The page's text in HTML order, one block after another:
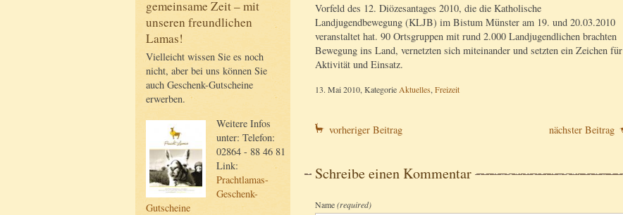
gemeinsame Zeit – mit
unseren freundlichen
Lamas!
Vielleicht wissen Sie es noch
nicht, aber bei uns können Sie
auch Geschenk-Gutscheine
erwerben.
Weitere Infos
unter: Telefon:
02864 - 88 46 81
Link:
Prachtlamas-
Geschenk-
Gutscheine
Vorfeld des 12. Diözesantages 2010, die die Katholische
Landjugendbewegung (KLJB) im Bistum Münster am 19. und 20.03.2010
veranstaltet hat. 90 Ortsgruppen mit rund 2.000 Landjugendlichen brachten
Bewegung ins Land, vernetzten sich miteinander und setzten ein Zeichen für
Aktivität und Einsatz.
13. Mai 2010, Kategorie Aktuelles Freizeit
vorheriger Beitrag nächster Beitrag
Schreibe einen Kommentar
Name(required)